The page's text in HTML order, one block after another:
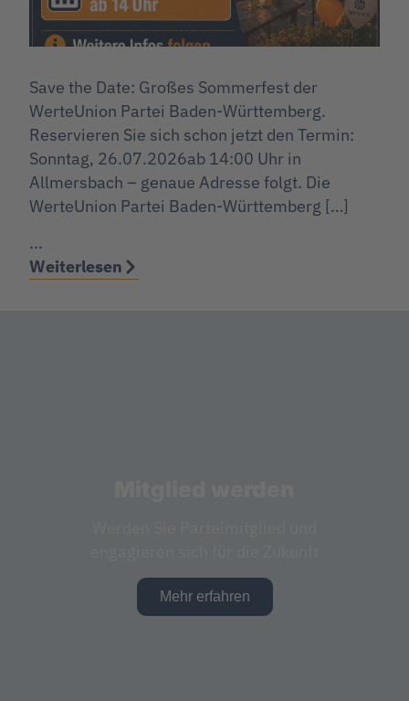
Save the Date: Großes Sommerfest der
WerteUnion Partei Baden-Württemberg.
Reservieren Sie sich schon jetzt den Termin:
Sonntag, 26.07.2026ab 14:00 Uhr in
Allmersbach – genaue Adresse folgt. Die
WerteUnion Partei Baden-Württemberg […]
...
Weiterlesen
Mehr erfahren